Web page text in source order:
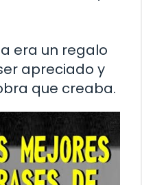
era un regalo
apreciado y
que creaba.